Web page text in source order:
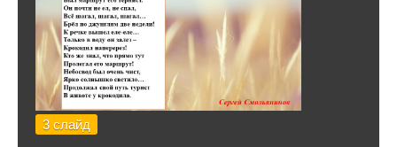
3 слайд